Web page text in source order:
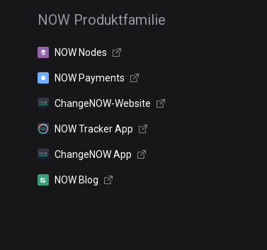
NOW Produktfamilie
NOW Nodes
NOW Payments
ChangeNOW-Website
NOW Tracker App
ChangeNOW App
NOW Blog